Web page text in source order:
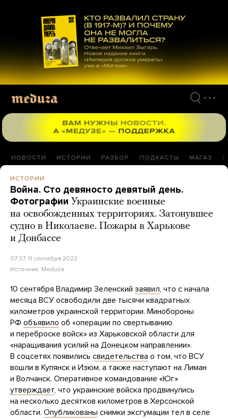
материалам
НОВОСТИ ИСТОРИИ РАЗБОР ПОДКАСТЫ МАГАЗ
ИСТОРИИ
Война. Сто девяносто девятый день.
Фотографии Украинские военные
на освобожденных территориях. Затонувшее
судно в Николаеве. Пожары в Харькове
и Донбассе
07:37, 11 сентября 2022
Источник: Meduza
10 сентября Владимир Зеленский заявил, что с начала
месяца ВСУ освободили две тысячи квадратных
километров украинской территории. Минобороны
РФ объявило об «операции по свертыванию
и переброске войск» из Харьковской области для
«наращивания усилий на Донецком направлении».
В соцсетях появились свидетельства о том, что ВСУ
вошли в Купянск и Изюм, а также наступают на Лиман
и Волчанск. Оперативное командование «Юг»
утверждает, что украинские войска продвинулись
на несколько десятков километров в Херсонской
области. Опубликованы снимки эксгумации тел в селе